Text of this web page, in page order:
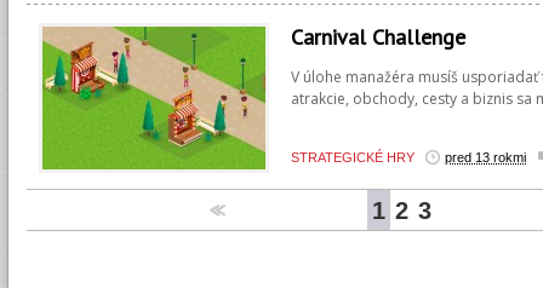
Carnival Challenge
V úlohe manažéra musíš
atrakcie, obchody, cesty a biznis sa
STRATEGICKÉ HRY pred 13 rokmi
1 2 3